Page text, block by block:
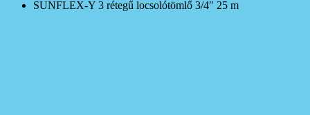
SUNFLEX-Y 3 rétegű locsolótömlő 3/4″ 25 m